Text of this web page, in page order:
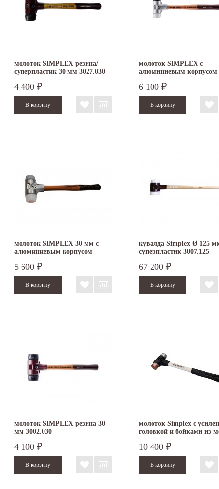
молоток SIMPLEX резина/
суперпластик 30 мм 3027.030
4 400 ₽
молоток SIMPLEX с
алюминиевым корпусом
3127.030
6 100 ₽
молоток SIMPLEX 30 мм с
алюминиевым корпусом
термопластичный эластомер
3137.030
5 600 ₽
кувалда Simplex Ø 125
суперпластик 3007.125
67 200 ₽
молоток SIMPLEX резина 30
мм 3002.030
4 100 ₽
молоток Simplex с
головкой и бойками из
10 400 ₽